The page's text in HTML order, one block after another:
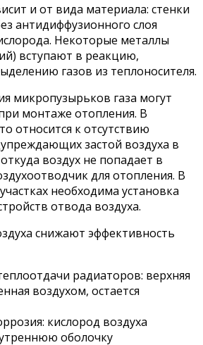
и от вида материала: стенки
антидиффузионного слоя
Некоторые металлы
вступают в реакцию,
газов из теплоносителя.
микропузырьков газа могут
монтаже отопления. В
относится к отсутствию
застой воздуха в
воздух не попадает в
для отопления. В
необходима установка
отвода воздуха.
снижают эффективность
радиаторов: верхняя
воздухом, остается
кислород воздуха
оболочку